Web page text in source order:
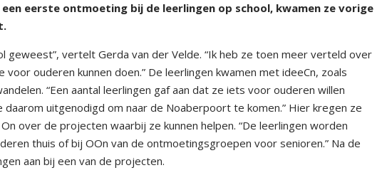
eerste ontmoeting bij de leerlingen op school, kwamen ze vorige
geweest”, vertelt Gerda van der Velde. “Ik heb ze toen meer verteld over
ouderen kunnen doen.” De leerlingen kwamen met ideeСn, zoals
“Een aantal leerlingen gaf aan dat ze iets voor ouderen willen
uitgenodigd om naar de Noaberpoort te komen.” Hier kregen ze
over de projecten waarbij ze kunnen helpen. “De leerlingen worden
thuis of bij ООn van de ontmoetingsgroepen voor senioren.” Na de
aan bij een van de projecten.